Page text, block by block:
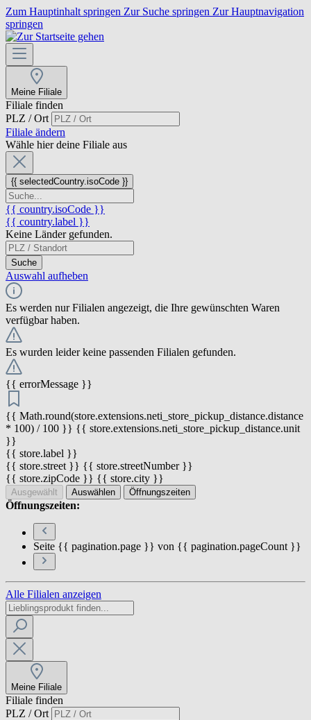
Zum Hauptinhalt springen Zur Suche springen Zur Hauptnavigation
springen
Meine Filiale
Filiale finden
PLZ / Ort
Filiale ändern
Wähle hier deine Filiale aus
{{ selectedCountry.isoCode }}
{{ country.isoCode }}
{{ country.label }}
Keine Länder gefunden.
Suche
Auswahl aufheben
Es werden nur Filialen angezeigt, die Ihre gewünschten Waren
verfügbar haben.
Es wurden leider keine passenden Filialen gefunden.
{{ errorMessage }}
{{ Math.round(store.extensions.neti_store_pickup_distance.distance
* 100) / 100 }} {{ store.extensions.neti_store_pickup_distance.unit
}}
{{ store.label }}
{{ store.street }} {{ store.streetNumber }}
{{ store.zipCode }} {{ store.city }}
Ausgewählt Auswählen Öffnungszeiten
Öffnungszeiten:
Seite {{ pagination.page }} von {{ pagination.pageCount }}
Alle Filialen anzeigen
Meine Filiale
Filiale finden
PLZ / Ort